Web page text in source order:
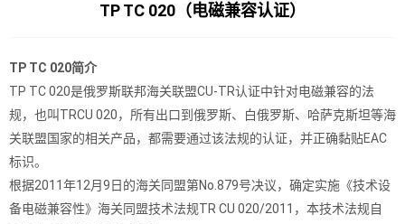
TP TC 020（电磁兼容认证）
TP TC 020简介
TP TC 020是俄罗斯联邦海关联盟CU-TR认证中针对电磁兼容的法
规，也叫TRCU 020，所有出口到俄罗斯、白俄罗斯、哈萨克斯坦等海
关联盟国家的相关产品，都需要通过该法规的认证，并正确黏贴EAC
标识。
根据2011年12月9日的海关同盟第No.879号决议，确定实施《技术设
备电磁兼容性》海关同盟技术法规TR CU 020/2011，本技术法规自